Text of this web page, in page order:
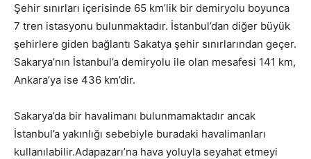
Şehir sınırları içerisinde 65 km’lik bir demiryolu boyunca
7 tren istasyonu bulunmaktadır. İstanbul’dan diğer büyük
şehirlere giden bağlantı Sakatya şehir sınırlarından geçer.
Sakarya’nın İstanbul’a demiryolu ile olan mesafesi 141 km,
Ankara’ya ise 436 km’dir.
Sakarya’da bir havalimanı bulunmamaktadır ancak
İstanbul’a yakınlığı sebebiyle buradaki havalimanları
kullanılabilir.Adapazarı’na hava yoluyla seyahat etmeyi